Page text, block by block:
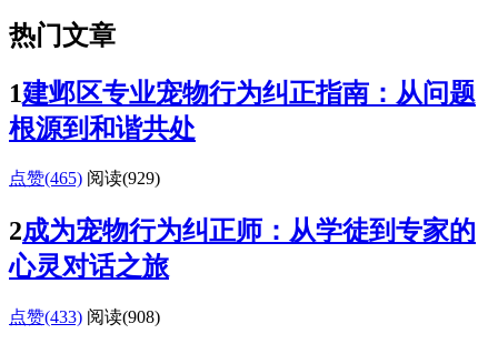
热门文章
1建邺区专业宠物行为纠正指南：从问题
根源到和谐共处
点赞(465) 阅读(929)
2成为宠物行为纠正师：从学徒到专家的
心灵对话之旅
点赞(433) 阅读(908)